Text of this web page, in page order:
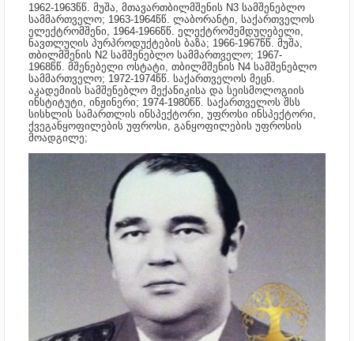
1962-1963წწ. მუშა, მთავართბილმშენის N3 სამშენებლო
სამმართველო; 1963-1964წწ. ლაბორანტი, საქართველოს
ელექტრომშენი, 1964-1966წწ. ელექტროშემდუღებელი,
ნავთლუღის პურპროდუქტების ბაზა; 1966-1967წწ. მუშა,
თბილმშენის N2 სამშენებლო სამმართველო; 1967-
1968წწ. მშენებელი ოსტატი, თბილმშენის N4 სამშენებლო
სამმართველო; 1972-1974წწ. საქართველოს მეცნ.
აკადემიის სამშენებლო მექანიკისა და სეისმოლოგიის
ინსტიტუტი, ინჟინერი; 1974-1980წწ. საქართველოს შსს
სისხლის სამართლის ინსპექტორი, უფროსი ინსპექტორი,
ქვეგანყოფილების უფროსი, განყოფილების უფროსის
მოადგილე;